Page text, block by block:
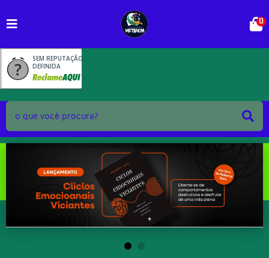
SEM REPUTAÇÃO
DEFINIDA
0